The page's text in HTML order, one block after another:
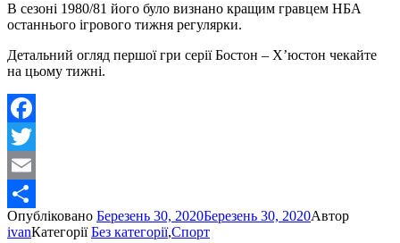
В сезоні 1980/81 його було визнано кращим гравцем НБА
останнього ігрового тижня регулярки.
Детальний огляд першої гри серії Бостон – Х’юстон чекайте
на цьому тижні.
Facebook
Twitter
Email
Share
Опубліковано Березень 30, 2020Березень 30, 2020Автор
ivanКатегоріїБез категорії,Спорт